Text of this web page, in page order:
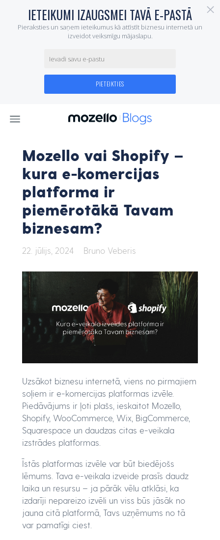
Mozello vai Shopify –
kura e-komercijas
platforma ir
piemērotākā Tavam
biznesam?
22. jūlijs, 2024 Bruno Veberis
Uzsākot biznesu internetā, viens no pirmajiem
soļiem ir e-komercijas platformas izvēle.
Piedāvājums ir ļoti plašs, ieskaitot Mozello,
Shopify, WooCommerce, Wix, BigCommerce,
Squarespace un daudzas citas e-veikala
izstrādes platformas.
Īstās platformas izvēle var būt biedējošs
lēmums. Tava e-veikala izveide prasīs daudz
laika un resursu – ja pārāk vēlu atklāsi, ka
izdarīji nepareizo izvēli un viss būs jāsāk no
jauna citā platformā, Tavs uzņēmums no tā
var pamatīgi ciest.